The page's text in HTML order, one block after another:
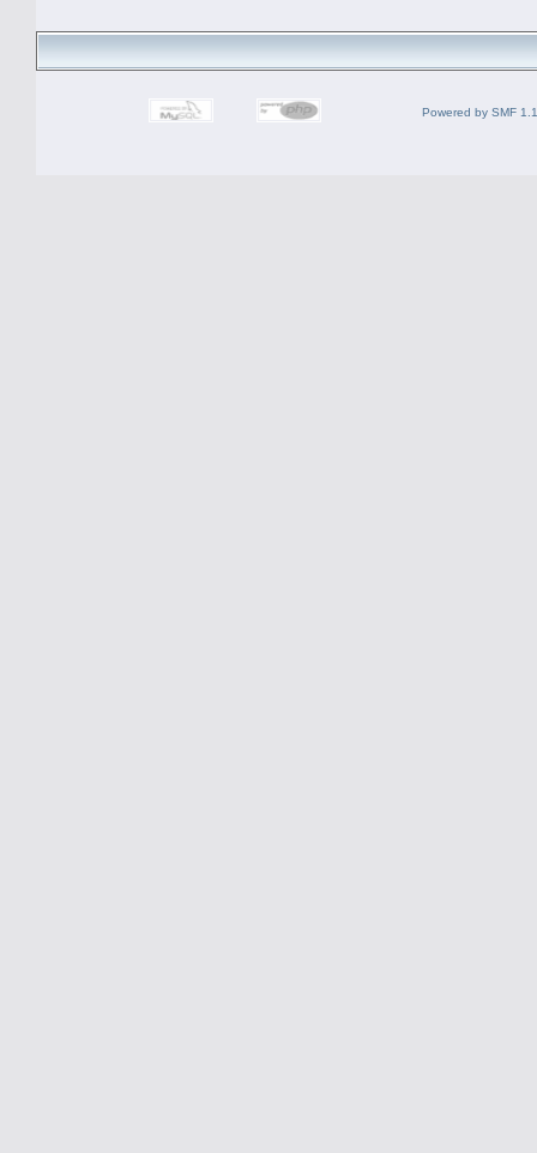
Powered by SMF